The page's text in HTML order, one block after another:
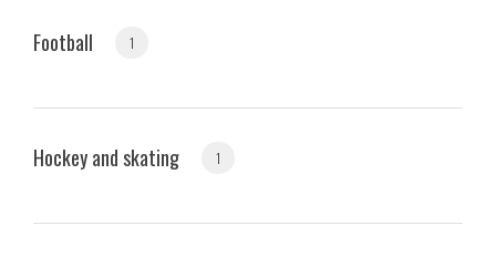
Football 1
Hockey and skating 1